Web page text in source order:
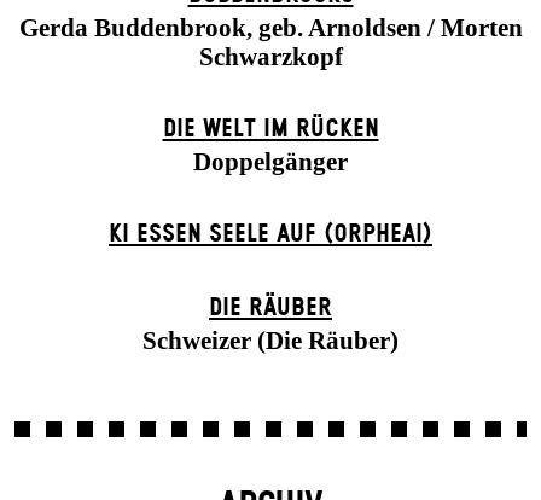
Gerda Buddenbrook, geb. Arnoldsen / Morten
Schwarzkopf
DIE WELT IM RÜCKEN
Doppelgänger
KI ESSEN SEELE AUF (ORPHEAI)
DIE RÄUBER
Schweizer (Die Räuber)